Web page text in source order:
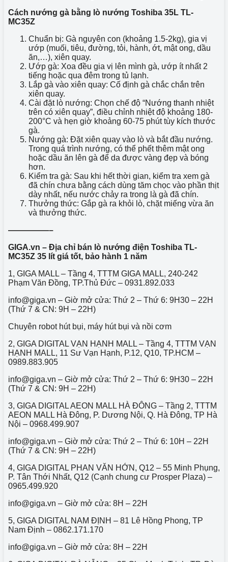
Cách nướng gà bằng lò nướng Toshiba 35L TL-
MC35Z
Chuẩn bị: Gà nguyên con (khoảng 1.5-2kg), gia vị
ướp (muối, tiêu, đường, tỏi, hành, ớt, mật ong, dầu
ăn,…), xiên quay.
Ướp gà: Xoa đều gia vị lên mình gà, ướp ít nhất 2
tiếng hoặc qua đêm trong tủ lạnh.
Lắp gà vào xiên quay: Cố định gà chắc chắn trên
xiên quay.
Cài đặt lò nướng: Chọn chế độ “Nướng thanh nhiệt
trên có xiên quay”, điều chỉnh nhiệt độ khoảng 180-
200°C và hẹn giờ khoảng 60-75 phút tùy kích thước
gà.
Nướng gà: Đặt xiên quay vào lò và bắt đầu nướng.
Trong quá trình nướng, có thể phết thêm mật ong
hoặc dầu ăn lên gà để da được vàng đẹp và bóng
hơn.
Kiểm tra gà: Sau khi hết thời gian, kiểm tra xem gà
đã chín chưa bằng cách dùng tăm chọc vào phần thịt
dày nhất, nếu nước chảy ra trong là gà đã chín.
Thưởng thức: Gắp gà ra khỏi lò, chặt miếng vừa ăn
và thưởng thức.
—————–
GIGA.vn – Địa chỉ bán lò nướng điện Toshiba TL-
MC35Z 35 lít giá tốt, bảo hành 1 năm
1, GIGA MALL – Tầng 4, TTTM GIGA MALL, 240-242
Phạm Văn Đồng, TP.Thủ Đức – 0931.892.033
info@giga.vn – Giờ mở cửa: Thứ 2 – Thứ 6: 9H30 – 22H
(Thứ 7 & CN: 9H – 22H)
Chuyên robot hút bụi, máy hút bụi và nồi cơm
2, GIGA DIGITAL VẠN HẠNH MALL – Tầng 4, TTTM VẠN
HẠNH MALL, 11 Sư Vạn Hạnh, P.12, Q10, TP.HCM –
0989.883.905
info@giga.vn – Giờ mở cửa: Thứ 2 – Thứ 6: 9H30 – 22H
(Thứ 7 & CN: 9H – 22H)
3, GIGA DIGITAL AEON MALL HÀ ĐÔNG – Tầng 2, TTTM
AEON MALL Hà Đông, P. Dương Nội, Q. Hà Đông, TP Hà
Nội – 0968.499.907
info@giga.vn – Giờ mở cửa: Thứ 2 – Thứ 6: 10H – 22H
(Thứ 7 & CN: 9H – 22H)
4, GIGA DIGITAL PHAN VĂN HỚN, Q12 – 55 Minh Phụng,
P. Tân Thới Nhất, Q12 (Cạnh chung cư Prosper Plaza) –
0965.499.920
info@giga.vn – Giờ mở cửa: 8H – 22H
5, GIGA DIGITAL NAM ĐỊNH – 81 Lê Hồng Phong, TP
Nam Định – 0862.171.170
info@giga.vn – Giờ mở cửa: 8H – 22H